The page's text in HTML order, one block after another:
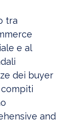
tra
e al
dei buyer
and